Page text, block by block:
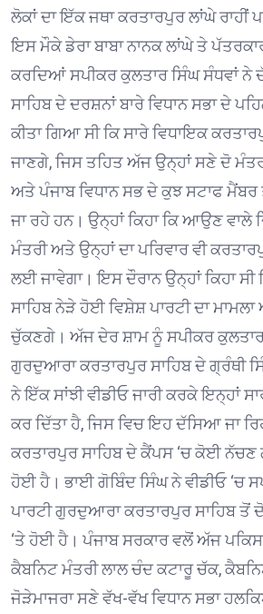
ਲੋਕਾਂ ਦਾ ਇੱਕ ਜਥਾ ਕਰਤਾਰਪੁਰ ਲਾਂਘੇ ਰਾਹੀਂ
ਇਸ ਮੌਕੇ ਡੇਰਾ ਬਾਬਾ ਨਾਨਕ ਲਾਂਘੇ ਤੇ
ਕਰਦਿਆਂ ਸਪੀਕਰ ਕੁਲਤਾਰ ਸਿੰਘ ਸੰਧਵਾਂ ਨੇ
ਸਾਹਿਬ ਦੇ ਦਰਸ਼ਨਾਂ ਬਾਰੇ ਵਿਧਾਨ ਸਭਾ ਦੇ
ਕੀਤਾ ਗਿਆ ਸੀ ਕਿ ਸਾਰੇ ਵਿਧਾਇਕ
ਜਾਣਗੇ, ਜਿਸ ਤਹਿਤ ਅੱਜ ਉਨ੍ਹਾਂ ਸਣੇ ਦੋ
ਅਤੇ ਪੰਜਾਬ ਵਿਧਾਨ ਸਭ ਦੇ ਕੁਝ ਸਟਾਫ ਮੈਂਬਰ
ਜਾ ਰਹੇ ਹਨ। ਉਨ੍ਹਾਂ ਕਿਹਾ ਕਿ ਆਉਣ ਵਾਲੇ
ਮੰਤਰੀ ਅਤੇ ਉਨ੍ਹਾਂ ਦਾ ਪਰਿਵਾਰ ਵੀ
ਲਈ ਜਾਵੇਗਾ। ਇਸ ਦੌਰਾਨ ਉਨ੍ਹਾਂ ਕਿਹਾ ਸੀ
ਸਾਹਿਬ ਨੇੜੇ ਹੋਈ ਵਿਸ਼ੇਸ਼ ਪਾਰਟੀ ਦਾ
ਚੁੱਕਣਗੇ। ਅੱਜ ਦੇਰ ਸ਼ਾਮ ਨੂੰ ਸਪੀਕਰ
ਗੁਰਦੁਆਰਾ ਕਰਤਾਰਪੁਰ ਸਾਹਿਬ ਦੇ ਗ੍ਰੰਥੀ
ਨੇ ਇੱਕ ਸਾਂਝੀ ਵੀਡੀਓ ਜਾਰੀ ਕਰਕੇ ਇਨ੍ਹਾਂ
ਕਰ ਦਿੱਤਾ ਹੈ, ਜਿਸ ਵਿਚ ਇਹ ਦੱਸਿਆ ਜਾ
ਕਰਤਾਰਪੁਰ ਸਾਹਿਬ ਦੇ ਕੈਂਪਸ ‘ਚ ਕੋਈ ਨੱਚਣ
ਹੋਈ ਹੈ। ਭਾਈ ਗੋਬਿੰਦ ਸਿੰਘ ਨੇ ਵੀਡੀਓ ‘ਚ
ਪਾਰਟੀ ਗੁਰਦੁਆਰਾ ਕਰਤਾਰਪੁਰ ਸਾਹਿਬ ਤੋਂ
‘ਤੇ ਹੋਈ ਹੈ। ਪੰਜਾਬ ਸਰਕਾਰ ਵਲੋਂ ਅੱਜ
ਕੈਬਨਿਟ ਮੰਤਰੀ ਲਾਲ ਚੰਦ ਕਟਾਰੂ ਚੱਕ,
ਜੋੜੇਮਾਜਰਾ ਸਣੇ ਵੱਖ-ਵੱਖ ਵਿਧਾਨ ਸਭਾ